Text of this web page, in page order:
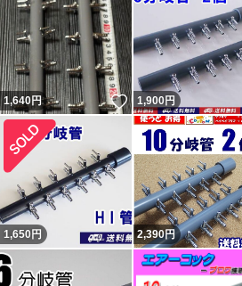
記載内容を理解出来ない人（対応
いよう明記していますので手の打
分別者による八つ当たりです。9、
現れましたが同じです。ヤフオク
い。 良い評価の割合0％（取引時0
11人目も対応拒否なので不当評価
持ち手に小さい傷があったとの事
連絡してきて返信が無いとの事。
無いので不当評価です。 不足とい
なく発送したのを明確に覚えてい
1,640円 いいね！
1,900円
1,650 円 2,390円